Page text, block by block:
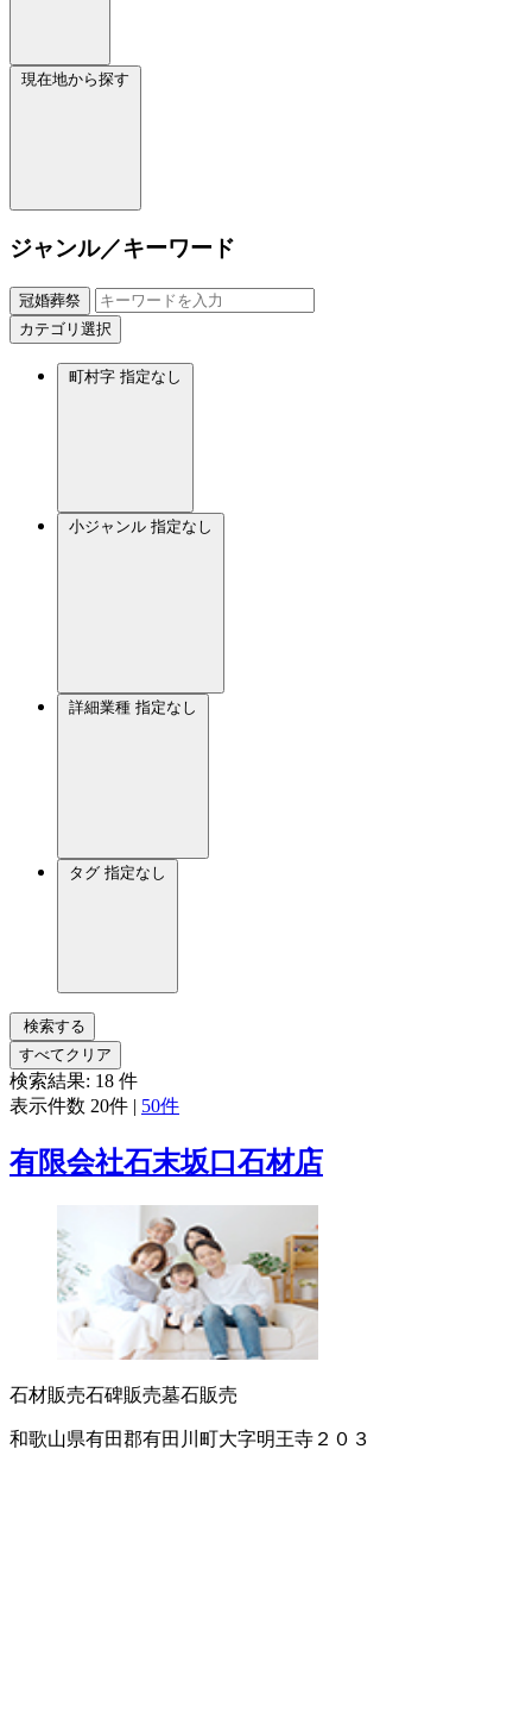
現在地から探す
ジャンル／キーワード
冠婚葬祭
カテゴリ選択
町村字 指定なし
小ジャンル 指定なし
詳細業種 指定なし
タグ 指定なし
検索する
すべてクリア
検索結果: 18 件
表示件数 20件 | 50件
有限会社石末坂口石材店
石材販売石碑販売墓石販売
和歌山県有田郡有田川町大字明王寺２０３